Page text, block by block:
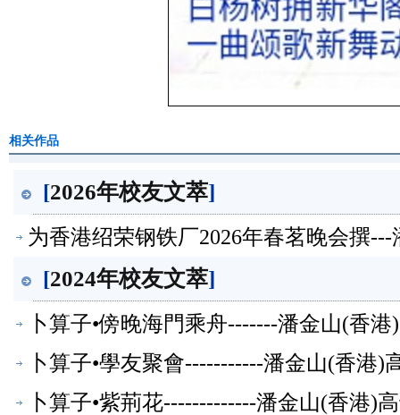
相关作品
[2026年校友文萃]
为香港绍荣钢铁厂2026年春茗晚会撰
[2024年校友文萃]
卜算子•傍晚海門乘舟-------潘金山(香
卜算子•學友聚會-----------潘金山(香港)
卜算子•紫荊花-------------潘金山(香港)